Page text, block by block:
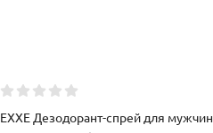
EXXE Дезодорант-спрей для мужчин